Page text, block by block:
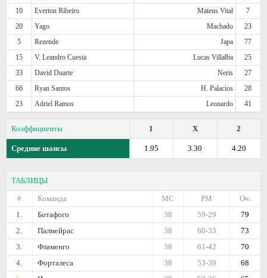
10
Everton Ribeiro Mateus Vital
7
20
Yago Machado
23
5
Rezende Japa
77
15
V. Leandro Cuesta Lucas Villalba
25
33
David Duarte Neris
27
66
Ryan Santos H. Palacios
28
23
Adriel Ramos Leonardo 41
Коэффициенты 2
X
1
Средние шансы 4.20
3.30
1.95
ТАБЛИЦЫ
#
Команда Оч.
РМ
МС
1.
Ботафого 79
59-29
38
2.
Палмейрас 73
60-33
38
3.
Фламенго 70
61-42
38
4.
Форталеса 68
53-39
38